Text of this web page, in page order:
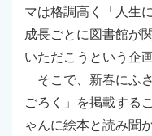
マは格調高く「人生
成長ごとに図書館が
いただこうという企画
そこで、新春にふ
ごろく」を掲載する
ゃんに絵本と読み聞